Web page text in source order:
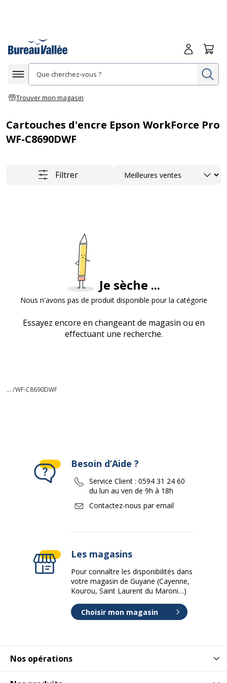
Afficher la navigation
Trouver mon magasin
Me
Cartouches d'encre Epson WorkForce Pro
WF-C8690DWF
Filtrer Trier
Je sèche ...
Nous n'avons pas de produit disponible pour la catégorie
Essayez encore en changeant de magasin ou en
effectuant une recherche.
... /WF-C8690DWF
Nos opérations
Besoin d’Aide ?
Service Client : 0594 31 24 60
du lun au ven de 9h à 18h
Contactez-nous par email
Les magasins
Pour connaître les disponibilités dans
votre magasin de Guyane (Cayenne,
Kourou, Saint Laurent du Maroni…)
Choisir mon magasin